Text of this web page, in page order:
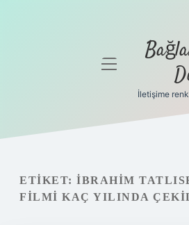
Gizlilik
Yasal Uyarı
menüyü
İletişime
ETIKET: İBRAHIM
FILMI KAÇ YILINDA